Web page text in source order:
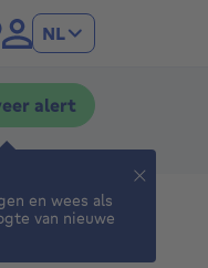
NL
alert
en wees als
van nieuwe